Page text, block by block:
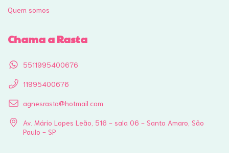
Quem somos
Chama a Rasta
5511995400676
11995400676
agnesrasta@hotmail.com
Av. Mário Lopes Leão, 516 - sala 06 - Santo Amaro, São
Paulo - SP